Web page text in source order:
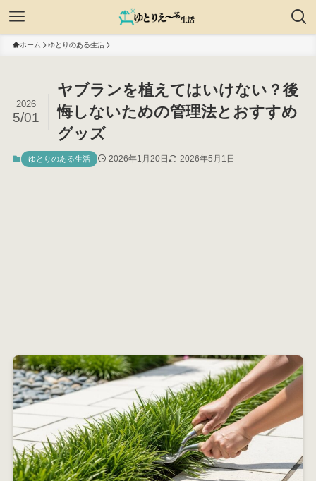
ホーム ゆとりのある生活
ヤブランを植えてはいけない？後
悔しないための管理法とおすすめ
グッズ
2026
5/01
ゆとりのある生活 2026年1月20日 2026年5月1日